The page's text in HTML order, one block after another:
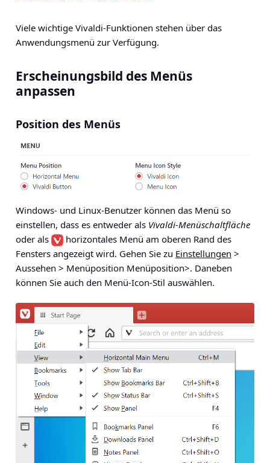
Viele wichtige Vivaldi-Funktionen stehen über das
Anwendungsmenü zur Verfügung.
Erscheinungsbild des Menüs
anpassen
Position des Menüs
Windows- und Linux-Benutzer können das Menü so
einstellen, dass es entweder als Vivaldi-Menüschaltfläche
oder als
horizontales Menü am oberen Rand des
Fensters angezeigt wird. Gehen Sie zu Einstellungen >
Aussehen > Menüposition Menüposition>. Daneben
können Sie auch den Menü-Icon-Stil auswählen.